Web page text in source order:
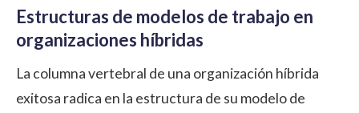
Estructuras de modelos de trabajo en
organizaciones híbridas
La columna vertebral de una organización híbrida
exitosa radica en la estructura de su modelo de